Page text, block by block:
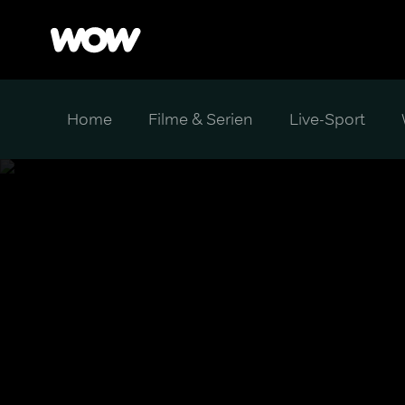
Home Filme & Serien Live-Sport